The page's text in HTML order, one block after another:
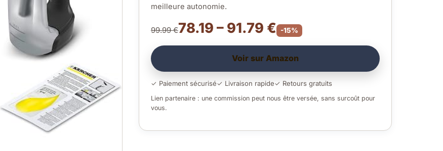
meilleure autonomie.
99.99 €78.19 – 91.79 € -15%
Voir sur Amazon
✓ Paiement sécurisé✓ Livraison rapide✓ Retours gratuits
Lien partenaire : une commission peut nous être versée, sans surcoût pour
vous.